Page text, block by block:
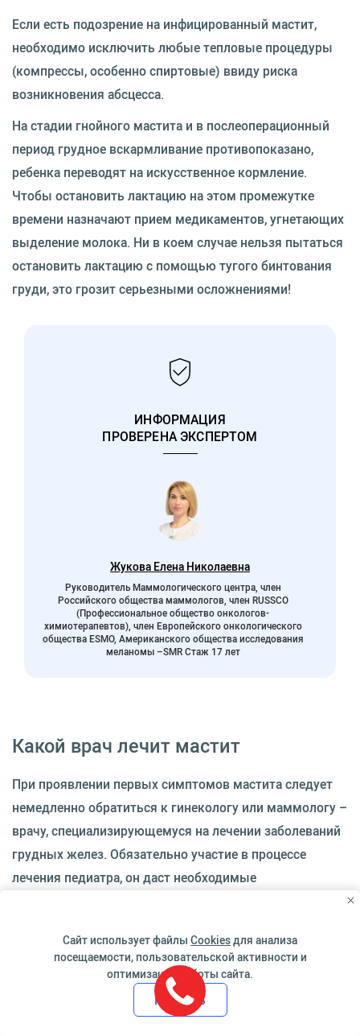
Если есть подозрение на инфицированный мастит,
необходимо исключить любые тепловые процедуры
(компрессы, особенно спиртовые) ввиду риска
возникновения абсцесса.
На стадии гнойного мастита и в послеоперационный
период грудное вскармливание противопоказано,
ребенка переводят на искусственное кормление.
Чтобы остановить лактацию на этом промежутке
времени назначают прием медикаментов, угнетающих
выделение молока. Ни в коем случае нельзя пытаться
остановить лактацию с помощью тугого бинтования
груди, это грозит серьезными осложнениями!
ИНФОРМАЦИЯ
ПРОВЕРЕНА ЭКСПЕРТОМ
Жукова Елена Николаевна
Руководитель Маммологического центра, член
Российского общества маммологов, член RUSSCO
(Профессиональное общество онкологов-
химиотерапевтов), член Европейского онкологического
общества ESMO, Американского общества исследования
меланомы –SMR Стаж 17 лет
Какой врач лечит мастит
При проявлении первых симптомов мастита следует
немедленно обратиться к гинекологу или маммологу –
врачу, специализирующемуся на лечении заболеваний
грудных желез. Обязательно участие в процессе
лечения педиатра, он даст необходимые
при более поздних фазах необходима госпитализация.
Гнойные формы патологии лечит хирург, здесь в
обязательном порядке требуется стационарное
Сайт использует файлы Cookiesдля анализа
посещаемости, пользовательской активности и
оптимизации работы сайта.
Принять